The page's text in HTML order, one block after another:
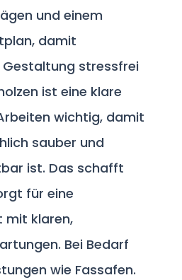
und einem
damit
Gestaltung stressfrei
ist eine klare
wichtig, damit
sauber und
ist. Das schafft
für eine
mit klaren,
Bei Bedarf
wie Fassafen.